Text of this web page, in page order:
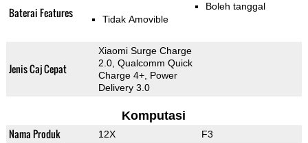
Baterai Features Tidak Amovible
Boleh tanggal
Jenis Caj Cepat
Xiaomi Surge Charge
2.0, Qualcomm Quick
Charge 4+, Power
Delivery 3.0
Komputasi
Nama Produk 12X F3